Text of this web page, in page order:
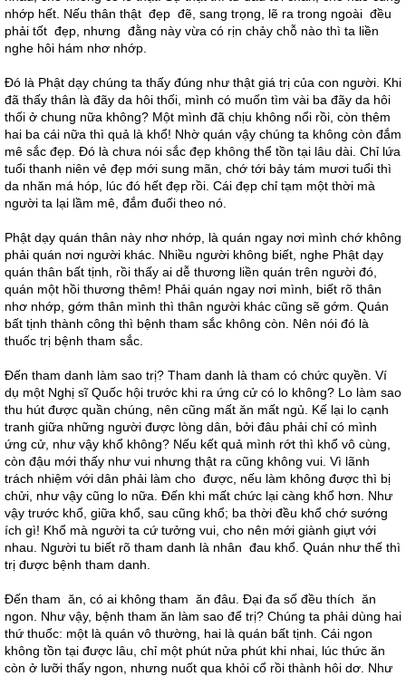
nhớp hết. Nếu thân thật đẹp đẽ, sang trọng, lẽ ra trong ngoài đều
phải tốt đẹp, nhưng đằng này vừa có rịn chảy chỗ nào thì ta liền
nghe hôi hám nhơ nhớp.
Đó là Phật dạy chúng ta thấy đúng như thật giá trị của con người. Khi
đã thấy thân là đãy da hôi thối, mình có muốn tìm vài ba đãy da hôi
thối ở chung nữa không? Một mình đã chịu không nổi rồi, còn thêm
hai ba cái nữa thì quả là khổ! Nhờ quán vậy chúng ta không còn đắm
mê sắc đẹp. Đó là chưa nói sắc đẹp không thể tồn tại lâu dài. Chỉ lứa
tuổi thanh niên vẻ đẹp mới sung mãn, chớ tới bảy tám mươi tuổi thì
da nhăn má hóp, lúc đó hết đẹp rồi. Cái đẹp chỉ tạm một thời mà
người ta lại lầm mê, đắm đuối theo nó.
Phật dạy quán thân này nhơ nhớp, là quán ngay nơi mình chớ không
phải quán nơi người khác. Nhiều người không biết, nghe Phật dạy
quán thân bất tịnh, rồi thấy ai dễ thương liền quán trên người đó,
quán một hồi thương thêm! Phải quán ngay nơi mình, biết rõ thân
nhơ nhớp, gớm thân mình thì thân người khác cũng sẽ gớm. Quán
bất tịnh thành công thì bệnh tham sắc không còn. Nên nói đó là
thuốc trị bệnh tham sắc.
Đến tham danh làm sao trị? Tham danh là tham có chức quyền. Ví
dụ một Nghị sĩ Quốc hội trước khi ra ứng cử có lo không? Lo làm sao
thu hút được quần chúng, nên cũng mất ăn mất ngủ. Kế lại lo cạnh
tranh giữa những người được lòng dân, bởi đâu phải chỉ có mình
ứng cử, như vậy khổ không? Nếu kết quả mình rớt thì khổ vô cùng,
còn đậu mới thấy như vui nhưng thật ra cũng không vui. Vì lãnh
trách nhiệm với dân phải làm cho được, nếu làm không được thì bị
chửi, như vậy cũng lo nữa. Đến khi mất chức lại càng khổ hơn. Như
vậy trước khổ, giữa khổ, sau cũng khổ; ba thời đều khổ chớ sướng
ích gì! Khổ mà người ta cứ tưởng vui, cho nên mới giành giựt với
nhau. Người tu biết rõ tham danh là nhân đau khổ. Quán như thế thì
trị được bệnh tham danh.
Đến tham ăn, có ai không tham ăn đâu. Đại đa số đều thích ăn
ngon. Như vậy, bệnh tham ăn làm sao để trị? Chúng ta phải dùng hai
thứ thuốc: một là quán vô thường, hai là quán bất tịnh. Cái ngon
không tồn tại được lâu, chỉ một phút nửa phút khi nhai, lúc thức ăn
còn ở lưỡi thấy ngon, nhưng nuốt qua khỏi cổ rồi thành hôi dơ. Như